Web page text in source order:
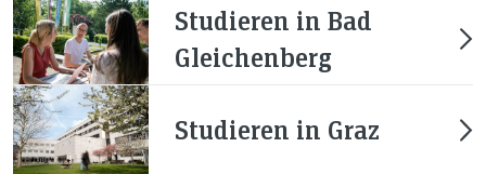
Studieren in Bad
Gleichenberg
Studieren in Graz